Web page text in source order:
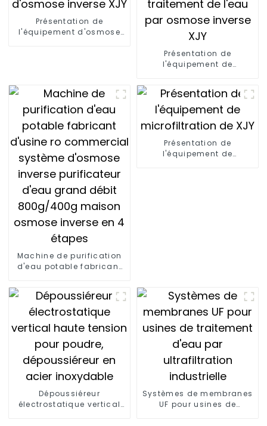
Présentation de
l'équipement d'osmose
Présentation de
l'équipement de
Machine de purification
d'eau potable fabricant
inverse purificateur d'eau
grand débit 800g/400g
maison osmose inverse
en 4 étapes
Présentation de
l'équipement de
Dépoussiéreur
électrostatique vertical
Systèmes de membranes
UF pour usines de